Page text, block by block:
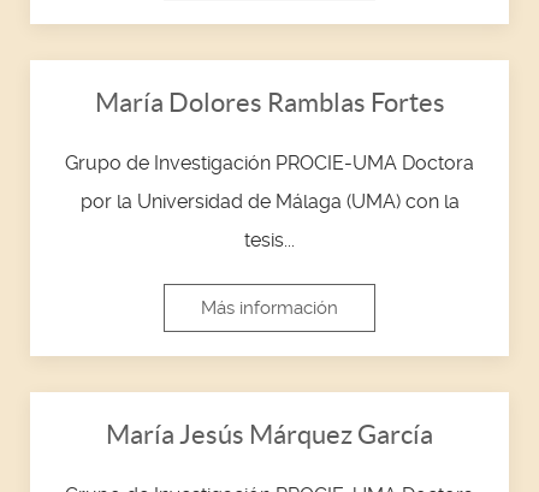
María Dolores Ramblas Fortes
Grupo de Investigación PROCIE-UMA Doctora
por la Universidad de Málaga (UMA) con la
tesis...
Más información
María Jesús Márquez García